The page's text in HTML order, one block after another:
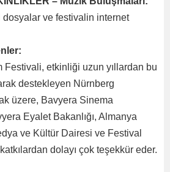
dosyalar ve festivalin internet
Festivali, etkinliği uzun yıllardan bu
destekleyen Nürnberg
üzere, Bavyera Sinema
Eyalet Bakanlığı, Almanya
ve Kültür Dairesi ve Festival
dolayı çok teşekkür eder.